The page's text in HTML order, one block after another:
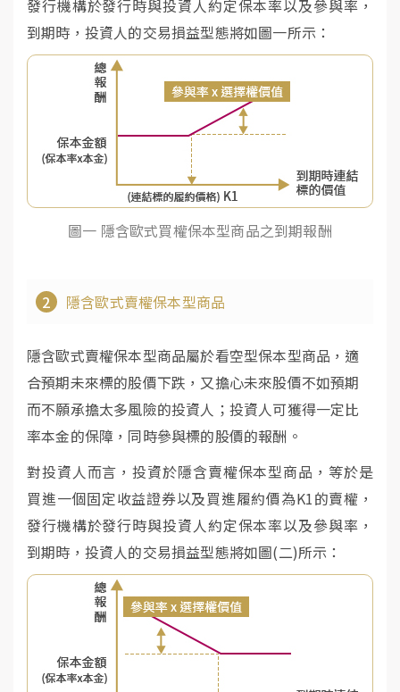
發行機構於發行時與投資人約定保本率以及參與率，
到期時，投資人的交易損益型態將如圖一所示：
圖一 隱含歐式買權保本型商品之到期報酬
2 隱含歐式賣權保本型商品
隱含歐式賣權保本型商品屬於看空型保本型商品，適
合預期未來標的股價下跌，又擔心未來股價不如預期
而不願承擔太多風險的投資人；投資人可獲得一定比
率本金的保障，同時參與標的股價的報酬。
對投資人而言，投資於隱含賣權保本型商品，等於是
買進一個固定收益證券以及買進履約價為K1的賣權，
發行機構於發行時與投資人約定保本率以及參與率，
到期時，投資人的交易損益型態將如圖(二)所示：